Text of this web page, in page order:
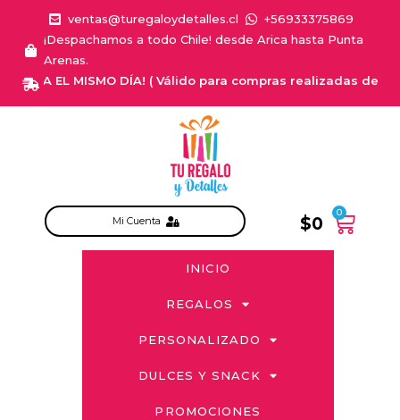
ventas@turegaloydetalles.cl
+56933375869
¡Despachamos a todo Chile! desde Arica hasta Punta
Arenas.
EL MISMO DÍA! ( Válido para compras realizadas de
Mi Cuenta $0
0
INICIO
REGALOS
PERSONALIZADO
DULCES Y SNACK
PROMOCIONES